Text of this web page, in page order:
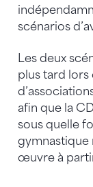
scénarios
Les deux
plus tard lors
afin que la
sous quelle
gymnastique
œuvre à